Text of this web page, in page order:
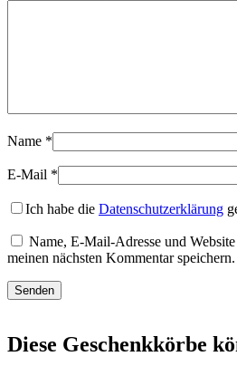
Name *
E-Mail *
Ich habe die Datenschutzerklärung
Name, E-Mail-Adresse und
meinen nächsten Kommentar speichern.
Diese Geschenkkörbe